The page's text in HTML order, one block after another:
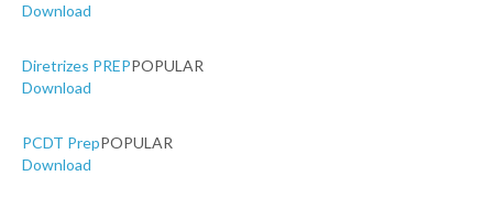
Download
Diretrizes PREPPOPULAR
Download
PCDT PrepPOPULAR
Download